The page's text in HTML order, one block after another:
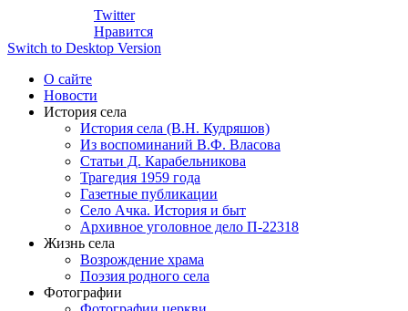
Twitter
Нравится
Switch to Desktop Version
О сайте
Новости
История села
История села (В.Н. Кудряшов)
Из воспоминаний В.Ф. Власова
Статьи Д. Карабельникова
Трагедия 1959 года
Газетные публикации
Село Ачка. История и быт
Архивное уголовное дело П-22318
Жизнь села
Возрождение храма
Поэзия родного села
Фотографии